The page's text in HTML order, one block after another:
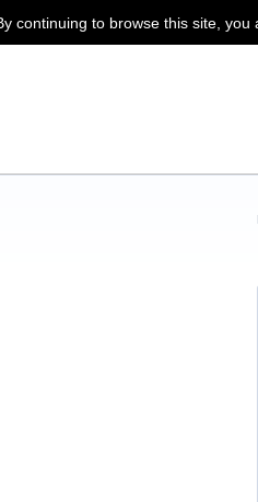
continuing to browse this site, you